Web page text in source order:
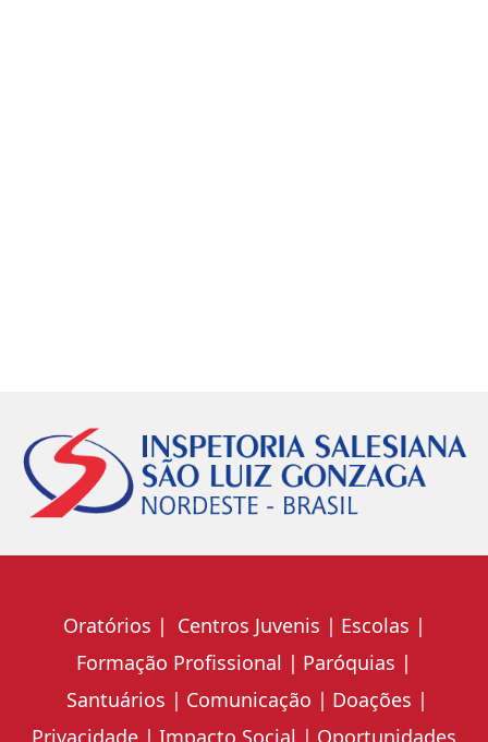
Oratórios Centros Juvenis
Escolas
Formação Profissional
Paróquias
Santuários
Comunicação
Doações
Privacidade
Impacto Social Oportunidades